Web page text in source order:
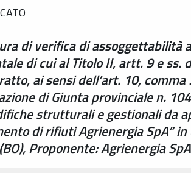
di verifica di assoggettabilità
di cui al Titolo II, artt. 9 e ss.
ai sensi dell’art. 10, comma
di Giunta provinciale n.
strutturali e gestionali da
di rifiuti Agrienergia SpA”
Proponente: Agrienergia SpA